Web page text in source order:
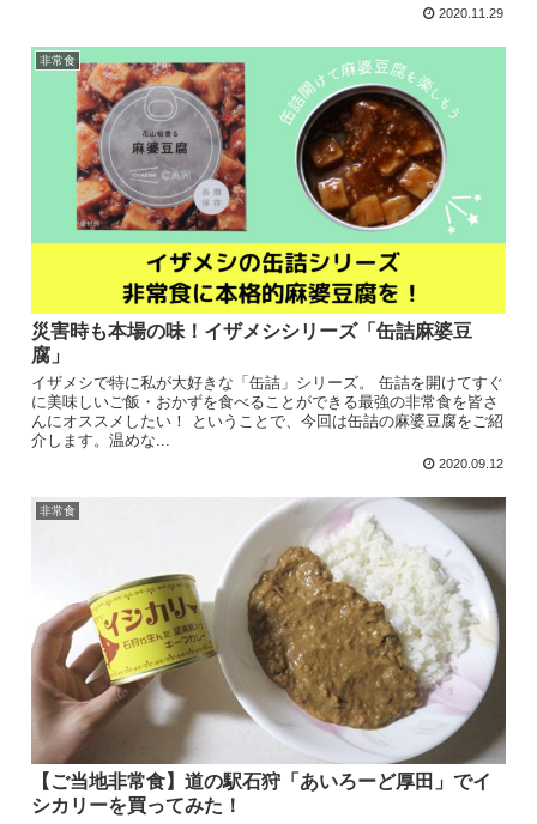
2020.11.29
非常食
災害時も本場の味！イザメシシリーズ「缶詰麻婆豆
腐」
イザメシで特に私が大好きな「缶詰」シリーズ。 缶詰を開けてすぐ
に美味しいご飯・おかずを食べることができる最強の非常食を皆さ
んにオススメしたい！ ということで、今回は缶詰の麻婆豆腐をご紹
介します。温めな...
2020.09.12
非常食
【ご当地非常食】道の駅石狩「あいろーど厚田」でイ
シカリーを買ってみた！